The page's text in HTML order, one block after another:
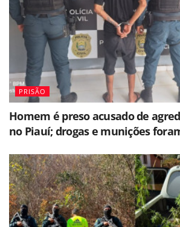
PRISÃO
Homem é preso acusado de
no Piauí; drogas e munições